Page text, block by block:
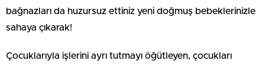
bağnazları da huzursuz ettiniz yeni doğmuş bebeklerinizle
sahaya çıkarak!
Çocuklarıyla işlerini ayrı tutmayı öğütleyen, çocukları